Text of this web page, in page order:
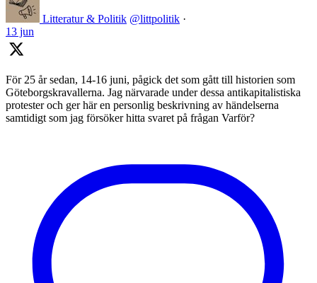
Litteratur & Politik @littpolitik ·
13 jun
För 25 år sedan, 14-16 juni, pågick det som gått till historien som
Göteborgskravallerna. Jag närvarade under dessa antikapitalistiska
protester och ger här en personlig beskrivning av händelserna
samtidigt som jag försöker hitta svaret på frågan Varför?